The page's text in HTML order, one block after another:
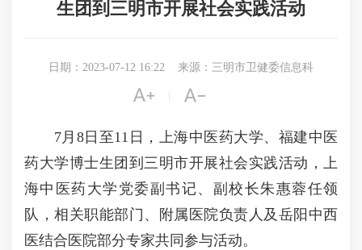
生团到三明市开展社会实践活动
日期：2023-07-12 16:22 来源：三明市卫健委信息科
 
7月8日至11日，上海中医药大学、福建中医
药大学博士生团到三明市开展社会实践活动，上
海中医药大学党委副书记、副校长朱惠蓉任领
队，相关职能部门、附属医院负责人及岳阳中西
医结合医院部分专家共同参与活动。